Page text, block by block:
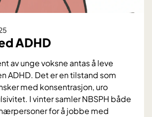
ADHD
av unge voksne antas å leve
ADHD. Det er en tilstand som
med konsentrasjon, uro
I vinter samler NBSPH både
for å jobbe med